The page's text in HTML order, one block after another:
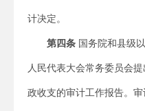
计决定。
第四条 国务院和县级
人民代表大会常务委员会
政收支的审计工作报告。